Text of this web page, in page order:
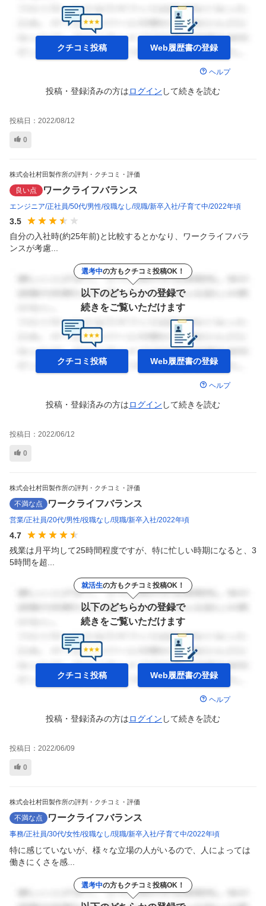
クチコミ投稿 Web履歴書の登録
ヘルプ
投稿・登録済みの方はログイン して続きを読む
投稿日： 2022/08/12
0
株式会社村田製作所の評判・クチコミ・評価
良い点 ワークライフバランス
エンジニア 正社員 50代 男性 役職なし 現職 新卒入社 子育て中 2022年頃
3.5
自分の入社時(約25年前)と比較するとかなり、ワークライフバラ
ンスが考慮...
選考中の方もクチコミ投稿OK！
以下のどちらかの登録で
続きをご覧いただけます
クチコミ投稿 Web履歴書の登録
ヘルプ
投稿・登録済みの方はログイン して続きを読む
投稿日： 2022/06/12
0
株式会社村田製作所の評判・クチコミ・評価
不満な点 ワークライフバランス
営業 正社員 20代 男性 役職なし 現職 新卒入社 2022年頃
4.7
残業は月平均して25時間程度ですが、特に忙しい時期になると、3
5時間を超...
就活生の方もクチコミ投稿OK！
以下のどちらかの登録で
続きをご覧いただけます
クチコミ投稿 Web履歴書の登録
ヘルプ
投稿・登録済みの方はログイン して続きを読む
投稿日： 2022/06/09
0
株式会社村田製作所の評判・クチコミ・評価
不満な点 ワークライフバランス
事務 正社員 30代 女性 役職なし 現職 新卒入社 子育て中 2022年頃
特に感じていないが、様々な立場の人がいるので、人によっては
働きにくさを感...
選考中の方もクチコミ投稿OK！